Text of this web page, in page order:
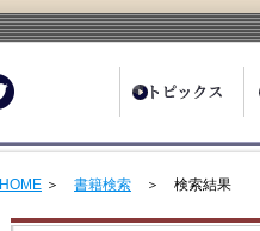
HOME ＞ 書籍検索 ＞ 検索結果